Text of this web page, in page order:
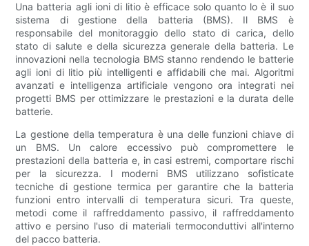
Una batteria agli ioni di litio è efficace solo quanto lo è il suo
sistema di gestione della batteria (BMS). Il BMS è
responsabile del monitoraggio dello stato di carica, dello
stato di salute e della sicurezza generale della batteria. Le
innovazioni nella tecnologia BMS stanno rendendo le batterie
agli ioni di litio più intelligenti e affidabili che mai. Algoritmi
avanzati e intelligenza artificiale vengono ora integrati nei
progetti BMS per ottimizzare le prestazioni e la durata delle
batterie.
La gestione della temperatura è una delle funzioni chiave di
un BMS. Un calore eccessivo può compromettere le
prestazioni della batteria e, in casi estremi, comportare rischi
per la sicurezza. I moderni BMS utilizzano sofisticate
tecniche di gestione termica per garantire che la batteria
funzioni entro intervalli di temperatura sicuri. Tra queste,
metodi come il raffreddamento passivo, il raffreddamento
attivo e persino l'uso di materiali termoconduttivi all'interno
del pacco batteria.